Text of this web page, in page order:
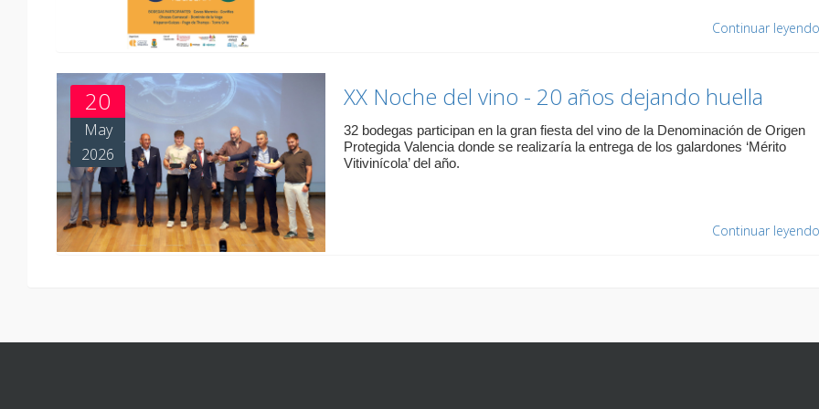
Continuar leyendo
20
May
2026
XX Noche del vino - 20 años dejando huella
32 bodegas participan en la gran fiesta del vino de la Denominación de Origen
Protegida Valencia donde se realizaría la entrega de los galardones ‘Mérito
Vitivinícola’ del año.
Continuar leyendo